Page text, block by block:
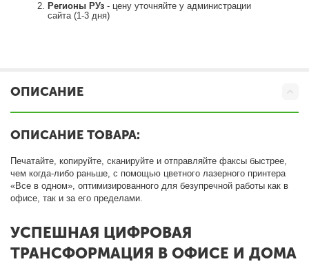
Регионы РУз - цену уточняйте у администрации
сайта (1-3 дня)
ОПИСАНИЕ
ОПИСАНИЕ ТОВАРА:
Печатайте, копируйте, сканируйте и отправляйте факсы быстрее,
чем когда-либо раньше, с помощью цветного лазерного принтера
«Все в одном», оптимизированного для безупречной работы как в
офисе, так и за его пределами.
УСПЕШНАЯ ЦИФРОВАЯ
ТРАНСФОРМАЦИЯ В ОФИСЕ И ДОМА